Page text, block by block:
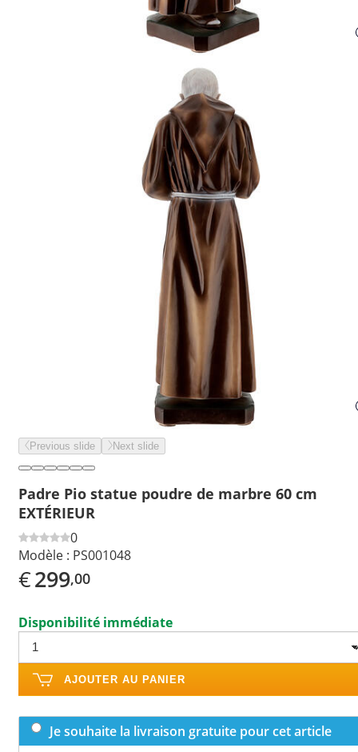
Previous slide Next slide
Padre Pio statue poudre de marbre 60 cm
EXTÉRIEUR
0
Modèle : PS001048
€299,00
Disponibilité immédiate
AJOUTER AU PANIER
Je souhaite la livraison gratuite pour cet article